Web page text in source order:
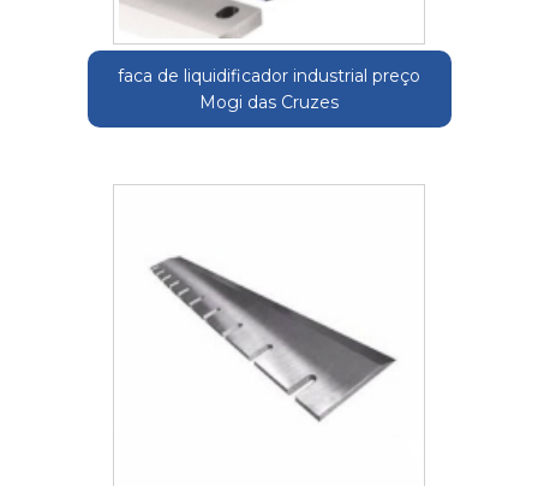
faca de liquidificador industrial preço
Mogi das Cruzes